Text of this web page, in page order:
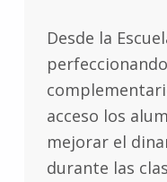
Desde la
acceso los
mejorar el
durante las